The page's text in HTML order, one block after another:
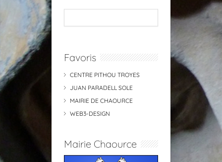
Favoris
CENTRE PITHOU TROYES
JUAN PARADELL SOLE
MAIRIE DE CHAOURCE
WEB3-DESIGN
Mairie Chaource